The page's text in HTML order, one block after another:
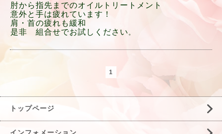
肘から指先までのオイルトリートメント
意外と手は疲れています！
肩・首の疲れも緩和
是非 組合せでお試しください 。
1
トップページ